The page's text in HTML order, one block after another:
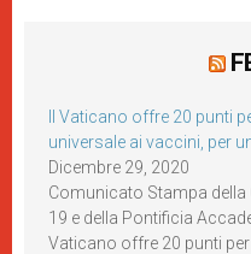
Il Vaticano offre 20 punti
universale ai vaccini, per
Dicembre 29, 2020
Comunicato Stampa
19 e della Pontificia
Vaticano offre 20 punti